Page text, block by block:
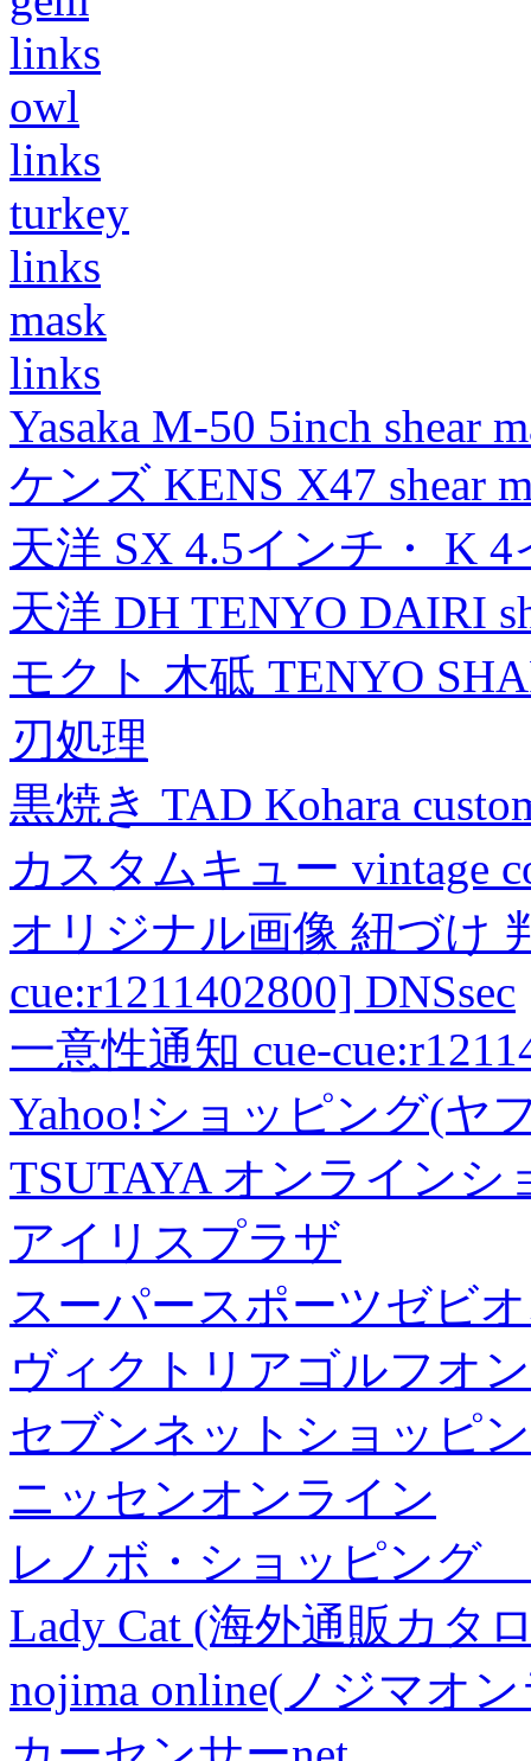
links
owl
links
turkey
links
mask
links
Yasaka M-50 5inch shear
ケンズ KENS X47 shear
天洋 SX 4.5インチ・ K
天洋 DH TENYO DAIRI
モクト 木砥 TENYO
刃処理
黒焼き TAD Kohara
カスタムキュー vintage
オリジナル画像 紐づけ
cue:r1211402800] DNSsec
一意性通知 cue-
Yahoo!ショッピング(ヤ
TSUTAYA オンラインシ
アイリスプラザ
スーパースポーツゼビ
ヴィクトリアゴルフオ
セブンネットショッピ
ニッセンオンライン
レノボ・ショッピング
Lady Cat (海外通販カタ
nojima online(ノジマオ